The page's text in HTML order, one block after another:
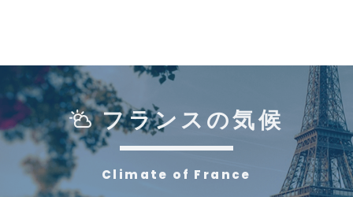
フランスの気候
Climate of France